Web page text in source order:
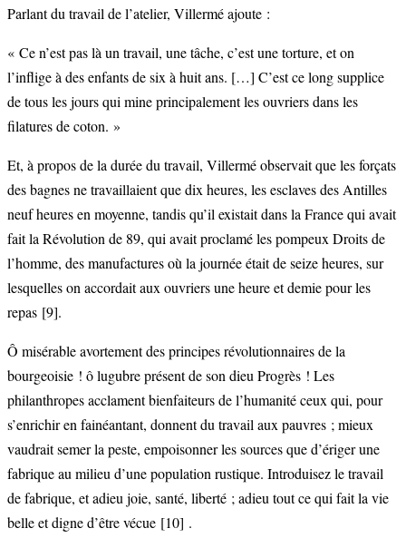
Parlant du travail de l’atelier, Villermé ajoute :
« Ce n’est pas là un travail, une tâche, c’est une torture, et on
l’inflige à des enfants de six à huit ans. […] C’est ce long supplice
de tous les jours qui mine principalement les ouvriers dans les
filatures de coton. »
Et, à propos de la durée du travail, Villermé observait que les forçats
des bagnes ne travaillaient que dix heures, les esclaves des Antilles
neuf heures en moyenne, tandis qu’il existait dans la France qui avait
fait la Révolution de 89, qui avait proclamé les pompeux Droits de
l’homme, des manufactures où la journée était de seize heures, sur
lesquelles on accordait aux ouvriers une heure et demie pour les
repas [9].
Ô misérable avortement des principes révolutionnaires de la
bourgeoisie ! ô lugubre présent de son dieu Progrès ! Les
philanthropes acclament bienfaiteurs de l’humanité ceux qui, pour
s’enrichir en fainéantant, donnent du travail aux pauvres ; mieux
vaudrait semer la peste, empoisonner les sources que d’ériger une
fabrique au milieu d’une population rustique. Introduisez le travail
de fabrique, et adieu joie, santé, liberté ; adieu tout ce qui fait la vie
belle et digne d’être vécue [10] .